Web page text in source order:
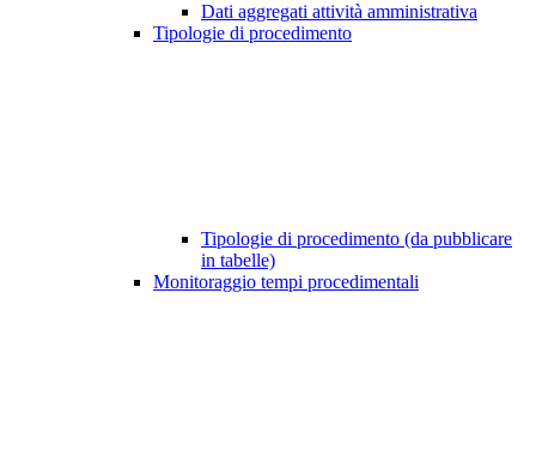
Dati aggregati attività amministrativa
Tipologie di procedimento
Tipologie di procedimento (da pubblicare
in tabelle)
Monitoraggio tempi procedimentali